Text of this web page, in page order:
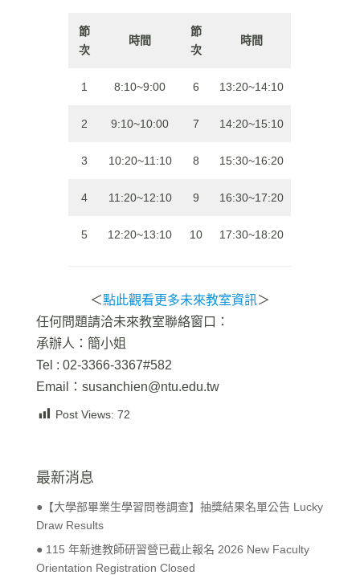
節
次
時間
節
次
時間
1 8:10~9:00 6 13:20~14:10
2 9:10~10:00 7 14:20~15:10
3 10:20~11:10 8 15:30~16:20
4 11:20~12:10 9 16:30~17:20
5 12:20~13:10 10 17:30~18:20
＜點此觀看更多未來教室資訊＞
任何問題請洽未來教室聯絡窗口：
承辦人：簡小姐
Tel : 02-3366-3367#582
Email：susanchien@ntu.edu.tw
Post Views: 72
最新消息
●【大學部畢業生學習問卷調查】抽獎結果名單公告 Lucky
Draw Results
● 115 年新進教師研習營已截止報名 2026 New Faculty
Orientation Registration Closed